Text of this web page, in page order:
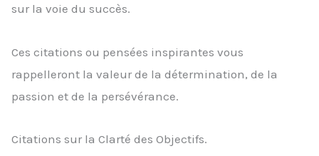
sur la voie du succès.
Ces citations ou pensées inspirantes vous
rappelleront la valeur de la détermination, de la
passion et de la persévérance.
Citations sur la Clarté des Objectifs.